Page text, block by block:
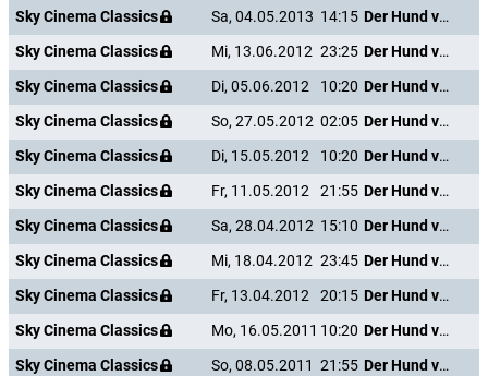
Sky Cinema Classics Sa, 04.05.2013 14:15
Der Hund von Blackwood Castle
Sky Cinema Classics
Mi, 13.06.2012 23:25
Der Hund von Blackwood Castle
Sky Cinema Classics
Di, 05.06.2012 10:20
Der Hund von Blackwood Castle
Sky Cinema Classics
So, 27.05.2012 02:05
Der Hund von Blackwood Castle
Sky Cinema Classics
Di, 15.05.2012 10:20
Der Hund von Blackwood Castle
Sky Cinema Classics
Fr, 11.05.2012 21:55
Der Hund von Blackwood Castle
Sky Cinema Classics
Sa, 28.04.2012 15:10
Der Hund von Blackwood Castle
Sky Cinema Classics
Mi, 18.04.2012 23:45
Der Hund von Blackwood Castle
Sky Cinema Classics
Fr, 13.04.2012 20:15
Der Hund von Blackwood Castle
Sky Cinema Classics
Mo, 16.05.2011 10:20
Der Hund von Blackwood Castle
Sky Cinema Classics
So, 08.05.2011 21:55
Der Hund von Blackwood Castle